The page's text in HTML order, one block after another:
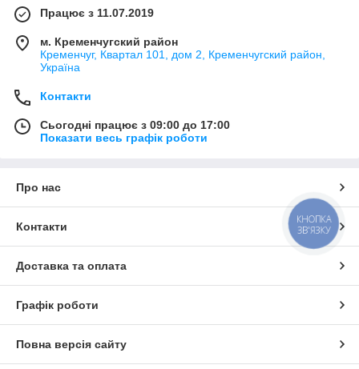
Працює з 11.07.2019
м. Кременчугский район
Кременчуг, Квартал 101, дом 2, Кременчугский район,
Україна
Контакти
Сьогодні працює з 09:00 до 17:00
Показати весь графік роботи
Про нас
Контакти
Доставка та оплата
Графік роботи
Повна версія сайту
КНОПКА
ЗВ'ЯЗКУ